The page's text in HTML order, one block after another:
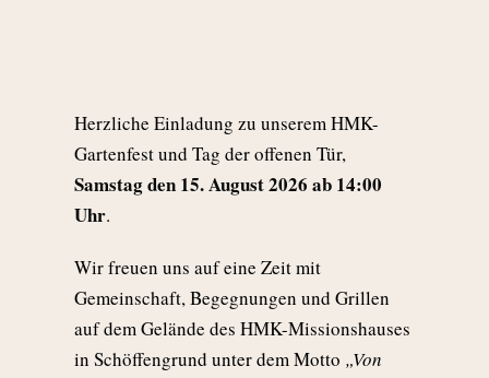
Herzliche Einladung zu unserem HMK-
Gartenfest und Tag der offenen Tür,
Samstagden 15. August 2026 ab 14:00
Uhr.
Wir freuen uns auf eine Zeit mit
Gemeinschaft, Begegnungen und Grillen
auf dem Gelände des HMK-Missionshauses
in Schöffengrund unter dem Motto „Von